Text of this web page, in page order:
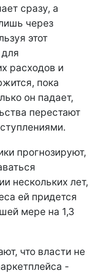
сразу, а
через
этот
расходов и
пока
он падает,
перестают
прогнозируют,
нескольких лет,
ей придется
мере на 1,3
что власти не
-